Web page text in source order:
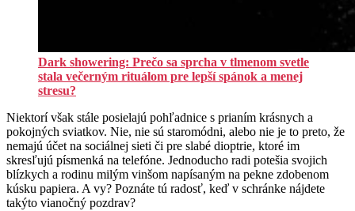
Dark showering: Prečo sa sprcha v tlmenom svetle
stala večerným rituálom pre lepší spánok a menej
stresu?
Niektorí však stále posielajú pohľadnice s prianím krásnych a
pokojných sviatkov. Nie, nie sú staromódni, alebo nie je to preto, že
nemajú účet na sociálnej sieti či pre slabé dioptrie, ktoré im
skresľujú písmenká na telefóne. Jednoducho radi potešia svojich
blízkych a rodinu milým vinšom napísaným na pekne zdobenom
kúsku papiera. A vy? Poznáte tú radosť, keď v schránke nájdete
takýto vianočný pozdrav?